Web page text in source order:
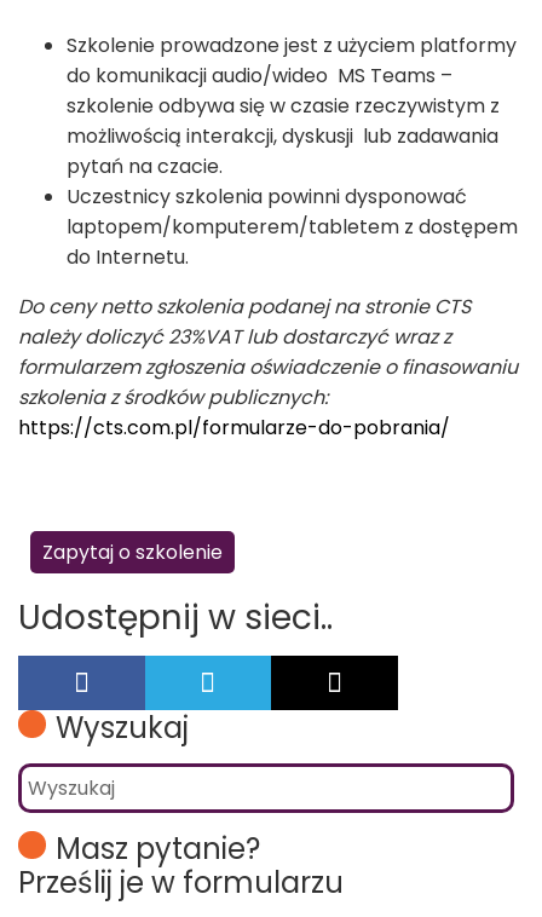
Szkolenie prowadzone jest z użyciem platformy
do komunikacji audio/wideo MS Teams –
szkolenie odbywa się w czasie rzeczywistym z
możliwością interakcji, dyskusji lub zadawania
pytań na czacie.
Uczestnicy szkolenia powinni dysponować
laptopem/komputerem/tabletem z dostępem
do Internetu.
Do ceny netto szkolenia podanej na stronie CTS
należy doliczyć 23%VAT lub dostarczyć wraz z
formularzem zgłoszenia oświadczenie o finasowaniu
szkolenia z środków publicznych:
https://cts.com.pl/formularze-do-pobrania/
Zapytaj o szkolenie
Udostępnij w sieci..
Wyszukaj
Masz pytanie?
Prześlij je w formularzu